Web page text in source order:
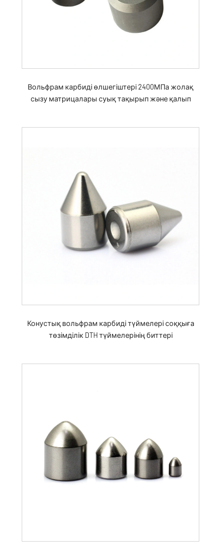
Вольфрам карбиді өлшегіштері 2400МПа жолақ
сызу матрицалары суық тақырып және қалып
Конустық вольфрам карбиді түймелері соққыға
төзімділік DTH түймелерінің биттері